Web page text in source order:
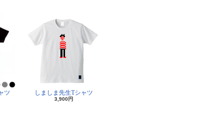
ツ しましま先生Tシャツ
3,900円